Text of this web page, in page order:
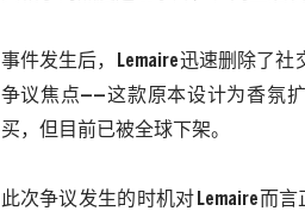
事件发生后， Lemaire迅速删除了社
争议焦点——这款原本设计为香氛
买，但目前已被全球下架。
此次争议发生的时机对 Lemaire 而言